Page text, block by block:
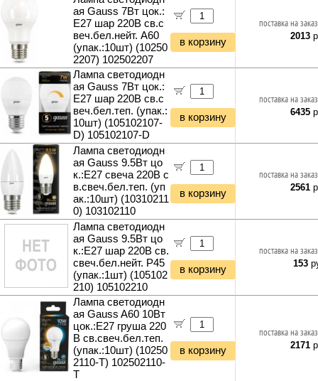
ая Gauss 7Вт цок.:
E27 шар 220B св.с
веч.бел.нейт. A60
(упак.:10шт) (10250
2207) 102502207
в корзину
поставка на
2013
Лампа светодиодн
ая Gauss 7Вт цок.:
E27 шар 220B св.с
веч.бел.теп. (упак.:
10шт) (105102107-
D) 105102107-D
в корзину
поставка на
6435
Лампа светодиодн
ая Gauss 9.5Вт цо
к.:E27 свеча 220B с
в.свеч.бел.теп. (уп
ак.:10шт) (10310211
0) 103102110
в корзину
поставка на
2561
Лампа светодиодн
ая Gauss 9.5Вт цо
к.:E27 шар 220B св.
свеч.бел.нейт. P45
(упак.:1шт) (105102
210) 105102210
в корзину
поставка на
153
Лампа светодиодн
ая Gauss A60 10Вт
цок.:E27 груша 220
B св.свеч.бел.теп.
(упак.:10шт) (10250
2110-T) 102502110-
T
в корзину
поставка на
2171